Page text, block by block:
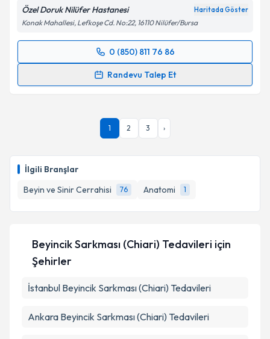
İlgili Branşlar
Beyin ve Sinir Cerrahisi
76 Anatomi 1
Kişisel verilerimin işlenmesine ilişkinAydınlatma
kapsamda işlenmesini kabul ediyorum.
Takvim Talebini Gönder
Özel Doruk Nilüfer Hastanesi Haritada Göster
Konak Mahallesi, Lefkoşe Cd. No:22, 16110 Nilüfer/Bursa
0 (850) 811 76 86
Randevu Talep Et
Randevu Takvimi Talebi
takvim hazırlandığında e-posta ile bilgilendireceğiz.
1 2 3 ›
Beyincik Sarkması (Chiari) Tedavileri için
Şehirler
İstanbul Beyincik Sarkması (Chiari) Tedavileri
Ankara Beyincik Sarkması (Chiari) Tedavileri